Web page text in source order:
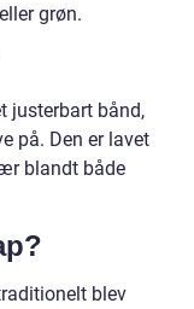
grøn.
justerbart bånd,
på. Den er lavet
blandt både
blev